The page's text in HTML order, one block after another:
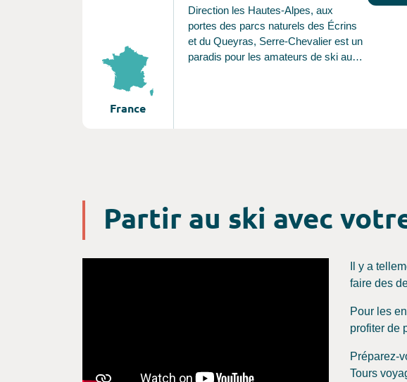
France
Direction les Hautes-Alpes, aux
portes des parcs naturels des Écrins
et du Queyras, Serre-Chevalier est un
paradis pour les amateurs de ski au
mais aussi de découvrir une multitude
d’activités et de s’immerger dans le
Partir au ski avec
Il y a
faire des
Pour les
profiter de
Préparez-
Tours